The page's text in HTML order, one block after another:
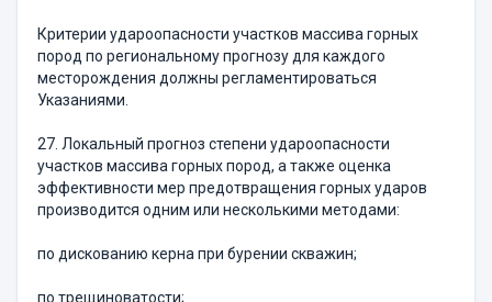
Критерии удароопасности участков массива горных
пород по региональному прогнозу для каждого
месторождения должны регламентироваться
Указаниями.
27. Локальный прогноз степени удароопасности
участков массива горных пород, а также оценка
эффективности мер предотвращения горных ударов
производится одним или несколькими методами:
по дискованию керна при бурении скважин;
по трещиноватости;